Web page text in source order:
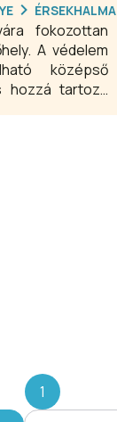
ÉRSEKHALMA
fokozottan
A védelem
középső
hozzá tartozó
1